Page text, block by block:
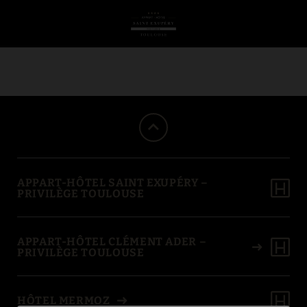
APPART-HÔTEL SAINT EXUPÉRY –
PRIVILÈGE TOULOUSE
APPART-HÔTEL CLÉMENT ADER –
PRIVILÈGE TOULOUSE
HÔTEL MERMOZ